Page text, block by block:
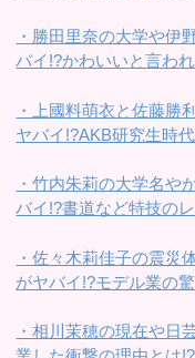
・勝田里奈の大学や伊
バイ!?かわいいと言わ
・上國料萌衣と佐藤勝
ヤバイ!?AKB研究生時
・竹内朱莉の大学名や
バイ!?書道など特技の
・佐々木莉佳子の震災
がヤバイ!?モデル業の
・相川茉穂の現在や日